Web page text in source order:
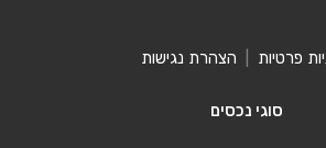
פרטיות הצהרת נגישות
סוגי נכסים